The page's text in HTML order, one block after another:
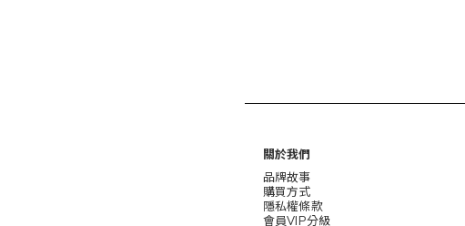
關於我們
品牌故事
購買方式
隱私權條款
會員VIP分級